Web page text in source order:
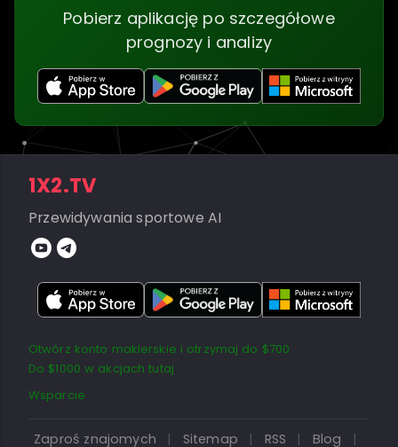
Pobierz aplikację po szczegółowe
prognozy i analizy
1X2.TV
Przewidywania sportowe AI
Otwórz konto maklerskie i otrzymaj do $700
Do $1000 w akcjach tutaj
Wsparcie
Zaproś znajomych | Sitemap | RSS | Blog
|